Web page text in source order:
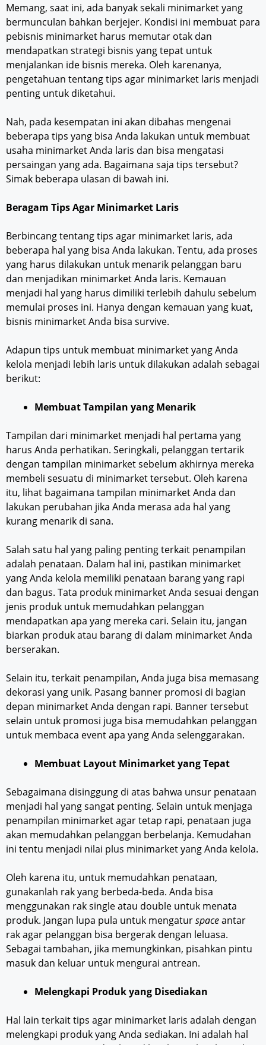
Memang, saat ini, ada banyak sekali minimarket yang
bermunculan bahkan berjejer. Kondisi ini membuat para
pebisnis minimarket harus memutar otak dan
mendapatkan strategi bisnis yang tepat untuk
menjalankan ide bisnis mereka. Oleh karenanya,
pengetahuan tentang tips agar minimarket laris menjadi
penting untuk diketahui.
Nah, pada kesempatan ini akan dibahas mengenai
beberapa tips yang bisa Anda lakukan untuk membuat
usaha minimarket Anda laris dan bisa mengatasi
persaingan yang ada. Bagaimana saja tips tersebut?
Simak beberapa ulasan di bawah ini.
Beragam Tips Agar Minimarket Laris
Berbincang tentang tips agar minimarket laris, ada
beberapa hal yang bisa Anda lakukan. Tentu, ada proses
yang harus dilakukan untuk menarik pelanggan baru
dan menjadikan minimarket Anda laris. Kemauan
menjadi hal yang harus dimiliki terlebih dahulu sebelum
memulai proses ini. Hanya dengan kemauan yang kuat,
bisnis minimarket Anda bisa survive.
Adapun tips untuk membuat minimarket yang Anda
kelola menjadi lebih laris untuk dilakukan adalah sebagai
berikut:
Membuat Tampilan yang Menarik
Tampilan dari minimarket menjadi hal pertama yang
harus Anda perhatikan. Seringkali, pelanggan tertarik
dengan tampilan minimarket sebelum akhirnya mereka
membeli sesuatu di minimarket tersebut. Oleh karena
itu, lihat bagaimana tampilan minimarket Anda dan
lakukan perubahan jika Anda merasa ada hal yang
kurang menarik di sana.
Salah satu hal yang paling penting terkait penampilan
adalah penataan. Dalam hal ini, pastikan minimarket
yang Anda kelola memiliki penataan barang yang rapi
dan bagus. Tata produk minimarket Anda sesuai dengan
jenis produk untuk memudahkan pelanggan
mendapatkan apa yang mereka cari. Selain itu, jangan
biarkan produk atau barang di dalam minimarket Anda
berserakan.
Selain itu, terkait penampilan, Anda juga bisa memasang
dekorasi yang unik. Pasang banner promosi di bagian
depan minimarket Anda dengan rapi. Banner tersebut
selain untuk promosi juga bisa memudahkan pelanggan
untuk membaca event apa yang Anda selenggarakan.
Membuat Layout Minimarket yang Tepat
Sebagaimana disinggung di atas bahwa unsur penataan
menjadi hal yang sangat penting. Selain untuk menjaga
penampilan minimarket agar tetap rapi, penataan juga
akan memudahkan pelanggan berbelanja. Kemudahan
ini tentu menjadi nilai plus minimarket yang Anda kelola.
Oleh karena itu, untuk memudahkan penataan,
gunakanlah rak yang berbeda-beda. Anda bisa
menggunakan rak single atau double untuk menata
produk. Jangan lupa pula untuk mengaturspaceantar
rak agar pelanggan bisa bergerak dengan leluasa.
Sebagai tambahan, jika memungkinkan, pisahkan pintu
masuk dan keluar untuk mengurai antrean.
Melengkapi Produk yang Disediakan
Hal lain terkait tips agar minimarket laris adalah dengan
melengkapi produk yang Anda sediakan. Ini adalah hal